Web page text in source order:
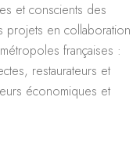
et conscients des
projets en collaboration
françaises :
restaurateurs et
économiques et